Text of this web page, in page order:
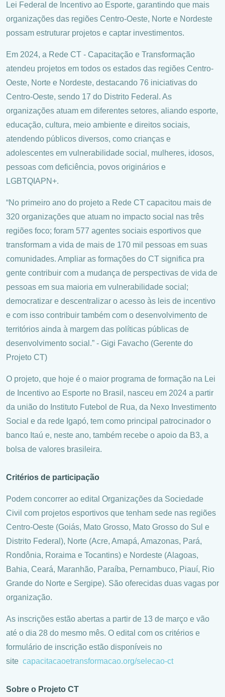
Lei Federal de Incentivo ao Esporte, garantindo que mais
organizações das regiões Centro-Oeste, Norte e Nordeste
possam estruturar projetos e captar investimentos.
Em 2024, a Rede CT - Capacitação e Transformação
atendeu projetos em todos os estados das regiões Centro-
Oeste, Norte e Nordeste, destacando 76 iniciativas do
Centro-Oeste, sendo 17 do Distrito Federal. As
organizações atuam em diferentes setores, aliando esporte,
educação, cultura, meio ambiente e direitos sociais,
atendendo públicos diversos, como crianças e
adolescentes em vulnerabilidade social, mulheres, idosos,
pessoas com deficiência, povos originários e
LGBTQIAPN+.
“No primeiro ano do projeto a Rede CT capacitou mais de
320 organizações que atuam no impacto social nas três
regiões foco; foram 577 agentes sociais esportivos que
transformam a vida de mais de 170 mil pessoas em suas
comunidades. Ampliar as formações do CT significa pra
gente contribuir com a mudança de perspectivas de vida de
pessoas em sua maioria em vulnerabilidade social;
democratizar e descentralizar o acesso às leis de incentivo
e com isso contribuir também com o desenvolvimento de
territórios ainda à margem das políticas públicas de
desenvolvimento social.” - Gigi Favacho (Gerente do
Projeto CT)
O projeto, que hoje é o maior programa de formação na Lei
de Incentivo ao Esporte no Brasil, nasceu em 2024 a partir
da união do Instituto Futebol de Rua, da Nexo Investimento
Social e da rede Igapó, tem como principal patrocinador o
banco Itaú e, neste ano, também recebe o apoio da B3, a
bolsa de valores brasileira.
Critérios de participação
Podem concorrer ao edital Organizações da Sociedade
Civil com projetos esportivos que tenham sede nas regiões
Centro-Oeste (Goiás, Mato Grosso, Mato Grosso do Sul e
Distrito Federal), Norte (Acre, Amapá, Amazonas, Pará,
Rondônia, Roraima e Tocantins) e Nordeste (Alagoas,
Bahia, Ceará, Maranhão, Paraíba, Pernambuco, Piauí, Rio
Grande do Norte e Sergipe). São oferecidas duas vagas por
organização.
As inscrições estão abertas a partir de 13 de março e vão
até o dia 28 do mesmo mês. O edital com os critérios e
formulário de inscrição estão disponíveis no
site capacitacaoetransformacao.org/selecao-ct
Sobre o Projeto CT